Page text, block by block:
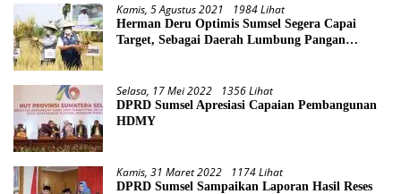
Kamis, 5 Agustus 2021 1984 Lihat
Herman Deru Optimis Sumsel Segera Capai
Target, Sebagai Daerah Lumbung Pangan
Selasa, 17 Mei 2022 1356 Lihat
DPRD Sumsel Apresiasi Capaian Pembangunan
HDMY
Kamis, 31 Maret 2022 1174 Lihat
DPRD Sumsel Sampaikan Laporan Hasil Reses